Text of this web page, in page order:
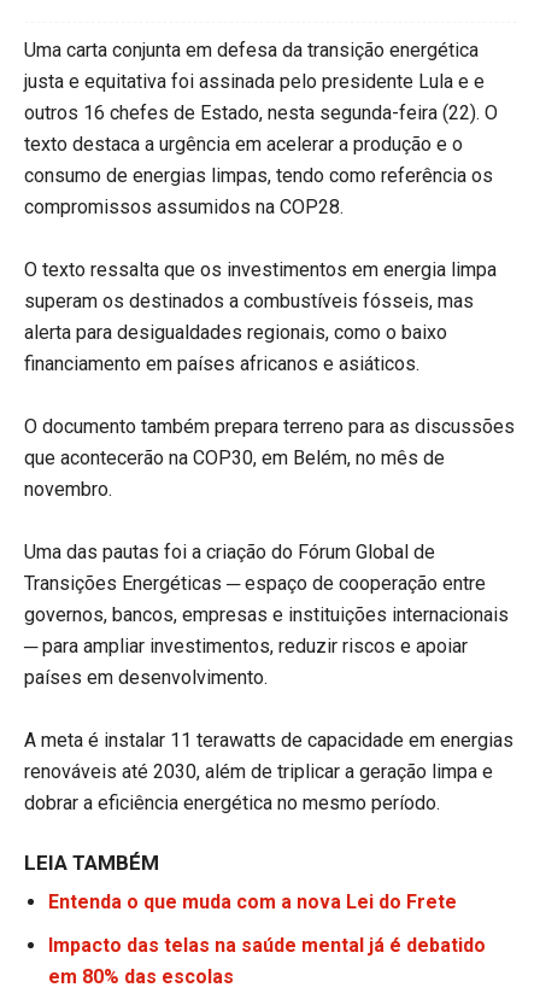
Uma carta conjunta em defesa da transição energética
justa e equitativa foi assinada pelo presidente Lula e e
outros 16 chefes de Estado, nesta segunda-feira (22). O
texto destaca a urgência em acelerar a produção e o
consumo de energias limpas, tendo como referência os
compromissos assumidos na COP28.
O texto ressalta que os investimentos em energia limpa
superam os destinados a combustíveis fósseis, mas
alerta para desigualdades regionais, como o baixo
financiamento em países africanos e asiáticos.
O documento também prepara terreno para as discussões
que acontecerão na COP30, em Belém, no mês de
novembro.
Uma das pautas foi a criação do Fórum Global de
Transições Energéticas ─ espaço de cooperação entre
governos, bancos, empresas e instituições internacionais
─ para ampliar investimentos, reduzir riscos e apoiar
países em desenvolvimento.
A meta é instalar 11 terawatts de capacidade em energias
renováveis até 2030, além de triplicar a geração limpa e
dobrar a eficiência energética no mesmo período.
LEIA TAMBÉM
Entenda o que muda com a nova Lei do Frete
Impacto das telas na saúde mental já é debatido
em 80% das escolas